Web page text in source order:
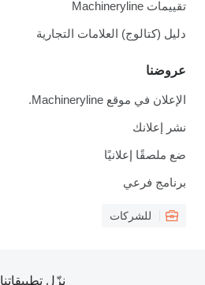
تقييمات Machineryline
دليل (كتالوج) العلامات التجارية
عروضنا
الإعلان في موقع Machineryline.
نشر إعلانك
ضع ملصقًا إعلانيًا
برنامج فرعي
للشركات
نزّل تطبيقاتنا